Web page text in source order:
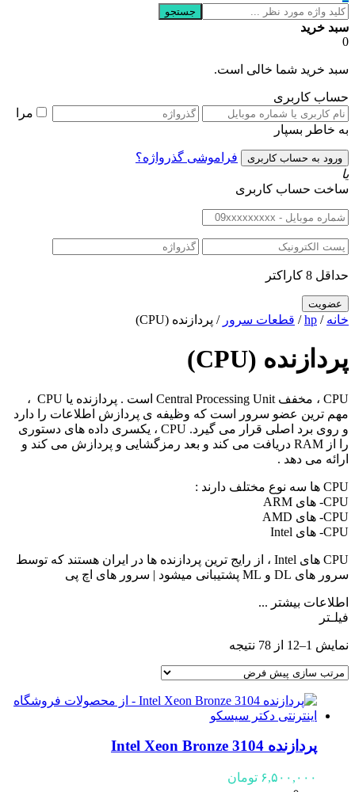
جستجو
سبد خرید
0
سبد خرید شما خالی است.
حساب کاربری
مرا
به خاطر بسپار
فراموشی گذرواژه؟
یا
ساخت حساب کاربری
حداقل 8 کاراکتر
خانه /
hp
/ قطعات سرور / پردازنده (CPU)
پردازنده (CPU)
CPU ، مخفف Central Processing Unit است . پردازنده یا CPU ،
مهم ترین عضو سرور است که وظیفه ی پردازش اطلاعات را دارد
و روی برد اصلی قرار می گیرد. CPU ، یکسری داده های دستوری
را از RAM دریافت می کند و بعد رمزگشایی و پردازش می کند و
ارائه می دهد .
CPU ها سه نوع مختلف دارند :
CPU- های ARM
CPU- های AMD
CPU- های Intel
CPU های Intel ، از رایج ترین پردازنده ها در ایران هستند که توسط
سرور های DL و ML پشتیبانی میشود | سرور های اچ پی
اطلاعات بیشتر ...
فیلـتر
نمایش 1–12 از 78 نتیجه
پردازنده Intel Xeon Bronze 3104
۶,۵۰۰,۰۰۰ تومان